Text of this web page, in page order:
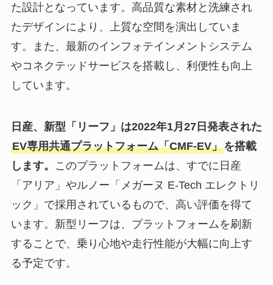
た設計となっています。高品質な素材と洗練され
たデザインにより、上質な空間を演出していま
す。また、最新のインフォテインメントシステム
やコネクテッドサービスを搭載し、利便性も向上
しています。
日産、新型「リーフ」は2022年1月27日発表された
EV専用共通プラットフォーム「CMF-EV」を搭載
します。
このプラットフォームは、すでに日産
「アリア」やルノー「メガーヌ E-Tech エレクトリ
ック」で採用されているもので、高い評価を得て
います。新型リーフは、プラットフォームを刷新
することで、乗り心地や走行性能が大幅に向上す
る予定です。